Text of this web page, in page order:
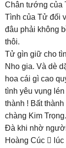
Chân tướng của
Tình của Tử đối
đâu phải không
thôi.
Tử gìn giữ cho
Nho gia. Và dè
hoa cái gì cao
tình yêu vụng
thành ! Bất
chàng Kim
Đà khi nhờ
Hoàng Cúc 